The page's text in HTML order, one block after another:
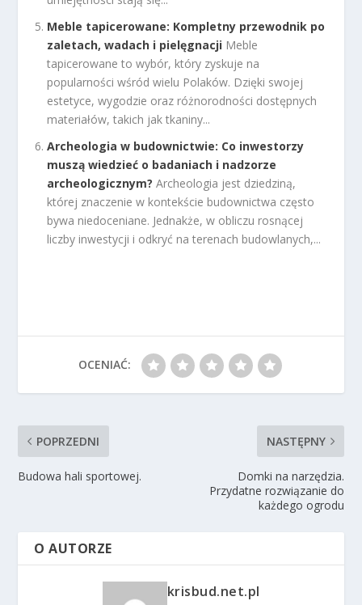
Meble tapicerowane: Kompletny przewodnik po
zaletach, wadach i pielęgnacji Meble
tapicerowane to wybór, który zyskuje na
popularności wśród wielu Polaków. Dzięki swojej
estetyce, wygodzie oraz różnorodności dostępnych
materiałów, takich jak tkaniny...
Archeologia w budownictwie: Co inwestorzy
muszą wiedzieć o badaniach i nadzorze
archeologicznym? Archeologia jest dziedziną,
której znaczenie w kontekście budownictwa często
bywa niedoceniane. Jednakże, w obliczu rosnącej
liczby inwestycji i odkryć na terenach budowlanych,...
OCENIAĆ:
POPRZEDNI
Budowa hali sportowej.
NASTĘPNY
Domki na narzędzia.
Przydatne rozwiązanie do
każdego ogrodu
O AUTORZE
krisbud.net.pl